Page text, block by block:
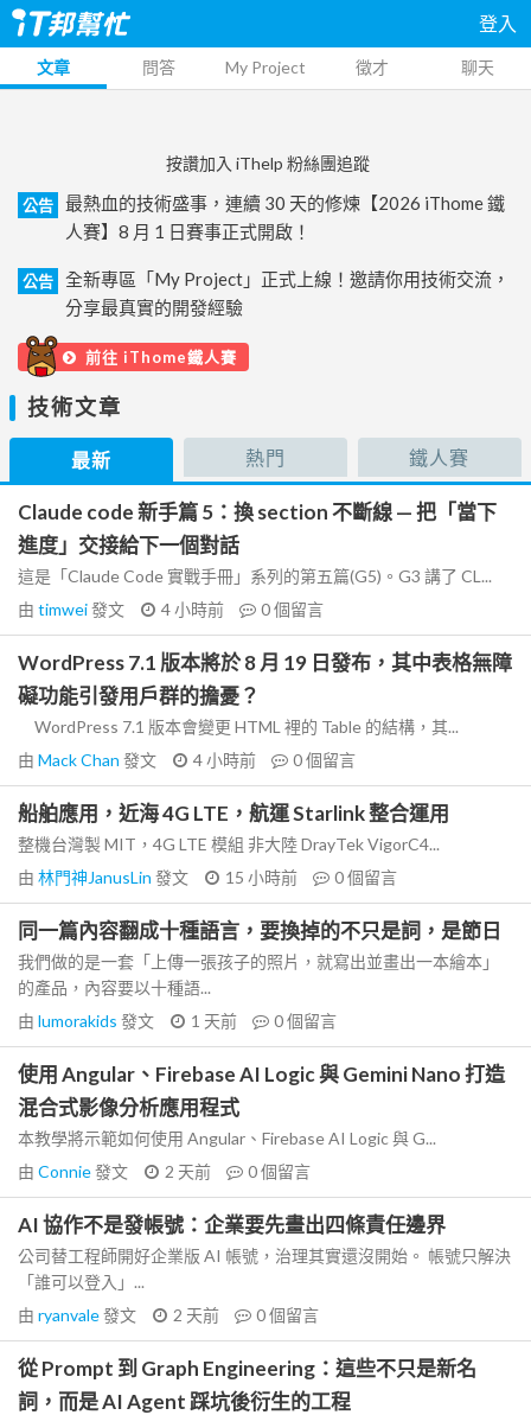
登入
文章 問答 My Project 徵才 聊天
按讚加入 iThelp 粉絲團追蹤
公告
最熱血的技術盛事，連續 30 天的修煉【2026 iThome 鐵
人賽】8 月 1 日賽事正式開啟！
公告
全新專區「My Project」正式上線！邀請你用技術交流，
分享最真實的開發經驗
前往 iThome鐵人賽
技術文章
最新 熱門 鐵人賽
Claude code 新手篇 5：換 section 不斷線 — 把「當下
進度」交接給下一個對話
這是「Claude Code 實戰手冊」系列的第五篇(G5)。G3 講了 CL...
由 timwei發文 4 小時前 0個留言
WordPress 7.1 版本將於 8 月 19 日發布，其中表格無障
礙功能引發用戶群的擔憂？
WordPress 7.1 版本會變更 HTML 裡的 Table 的結構，其...
由 Mack Chan 發文 4 小時前 0個留言
船舶應用，近海 4G LTE，航運 Starlink 整合運用
整機台灣製 MIT，4G LTE 模組 非大陸 DrayTek VigorC4...
由 林門神JanusLin 發文 15 小時前 0個留言
同一篇內容翻成十種語言，要換掉的不只是詞，是節日
我們做的是一套「上傳一張孩子的照片，就寫出並畫出一本繪本」
的產品，內容要以十種語...
由 lumorakids 發文 1 天前 0個留言
使用 Angular、Firebase AI Logic 與 Gemini Nano 打造
混合式影像分析應用程式
本教學將示範如何使用 Angular、Firebase AI Logic 與 G...
由 Connie發文 2 天前 0個留言
AI 協作不是發帳號：企業要先畫出四條責任邊界
公司替工程師開好企業版 AI 帳號，治理其實還沒開始。 帳號只解決
「誰可以登入」...
由 ryanvale發文 2 天前 0個留言
從 Prompt 到 Graph Engineering：這些不只是新名
詞，而是 AI Agent 踩坑後衍生的工程